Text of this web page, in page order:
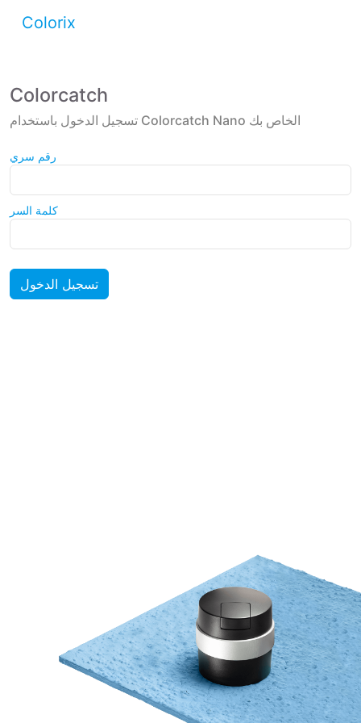
Colorix
Colorcatch
تسجيل الدخول باستخدام Colorcatch Nano الخاص بك
رقم سري
كلمة السر
تسجيل الدخول